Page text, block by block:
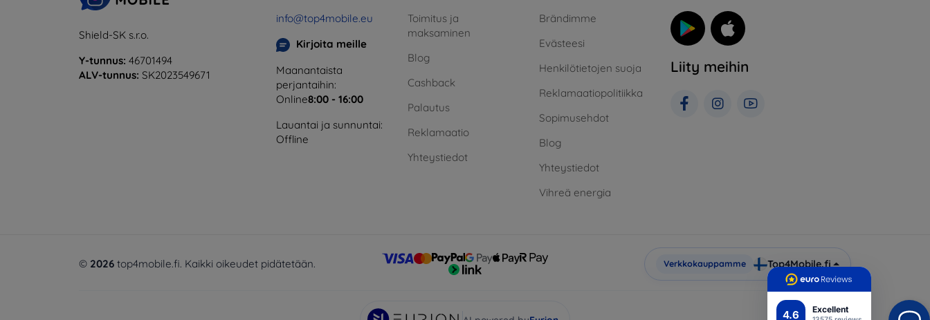
4.6 Excellent
Shield-SK s.r.o.
Y-tunnus: 46701494
ALV-tunnus: SK2023549671
info@top4mobile.eu
Kirjoita meille
Maanantaista
perjantaihin:
Online8:00 - 16:00
Lauantai ja sunnuntai:
Offline
Toimitus ja
maksaminen
Blog
Cashback
Palautus
Reklamaatio
Yhteystiedot
Brändimme
Evästeesi
Henkilötietojen suoja
Reklamaatiopolitiikka
Sopimusehdot
Blog
Yhteystiedot
Vihreä energia
Liity meihin
© 2026 top4mobile.fi. Kaikki oikeudet pidätetään. Verkkokauppamme Top4Mobile.fi